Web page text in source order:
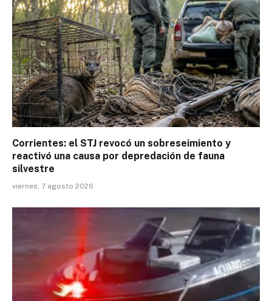
Corrientes: el STJ revocó un sobreseimiento y
reactivó una causa por depredación de fauna
silvestre
viernes, 7 agosto 2026